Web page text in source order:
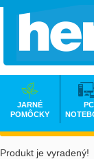
Produkt je vyradený!
JARNÉ
POMÔCKY